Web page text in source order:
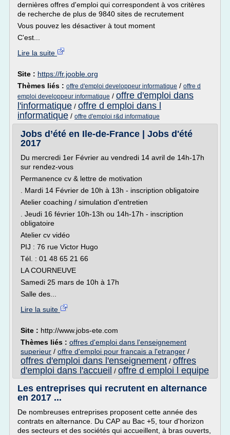
dernières offres d'emploi qui correspondent à vos critères
de recherche de plus de 9840 sites de recrutement
Vous pouvez les désactiver à tout moment
C'est...
Lire la suite
Site : https://fr.jooble.org
Thèmes liés : offre d'emploi developpeur informatique / offre d
emploi developpeur informatique / offre d'emploi dans
l'informatique / offre d emploi dans l
informatique / offre d'emploi r&d informatique
Jobs d’été en Ile-de-France | Jobs d'été
2017
Du mercredi 1er Février au vendredi 14 avril de 14h-17h
sur rendez-vous
Permanence cv & lettre de motivation
. Mardi 14 Février de 10h à 13h - inscription obligatoire
Atelier coaching / simulation d'entretien
. Jeudi 16 février 10h-13h ou 14h-17h - inscription
obligatoire
Atelier cv vidéo
PIJ : 76 rue Victor Hugo
Tél. : 01 48 65 21 66
LA COURNEUVE
Samedi 25 mars de 10h à 17h
Salle des...
Lire la suite
Site : http://www.jobs-ete.com
Thèmes liés : offres d'emploi dans l'enseignement
superieur / offre d'emploi pour francais a l'etranger /
offres d'emploi dans l'enseignement / offres
d'emploi dans l'accueil / offre d emploi l equipe
Les entreprises qui recrutent en alternance
en 2017 ...
De nombreuses entreprises proposent cette année des
contrats en alternance. Du CAP au Bac +5, tour d'horizon
des secteurs et des sociétés qui accueillent, à bras ouverts,